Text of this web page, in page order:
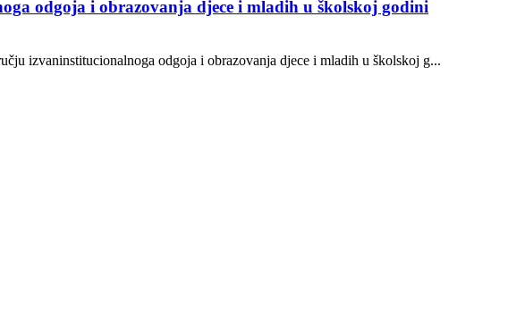
odgoja i obrazovanja djece i mladih u školskoj godini
izvaninstitucionalnoga odgoja i obrazovanja djece i mladih u školskoj g...